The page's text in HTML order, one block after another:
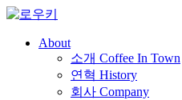
About
소개 Coffee In Town
연혁 History
회사 Company